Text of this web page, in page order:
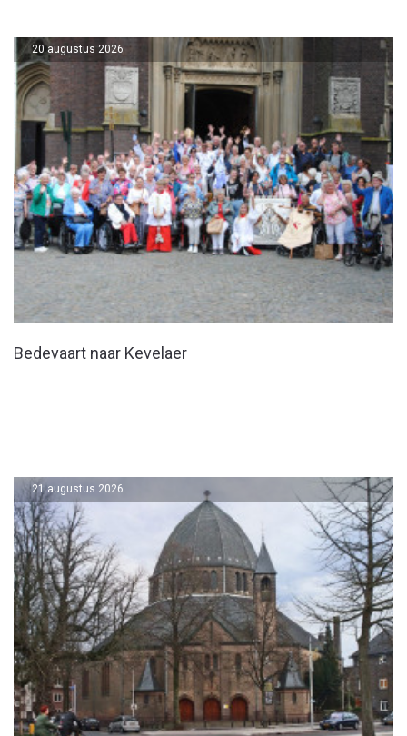
Bedevaart naar Kevelaer
20 augustus 2026
21 augustus 2026